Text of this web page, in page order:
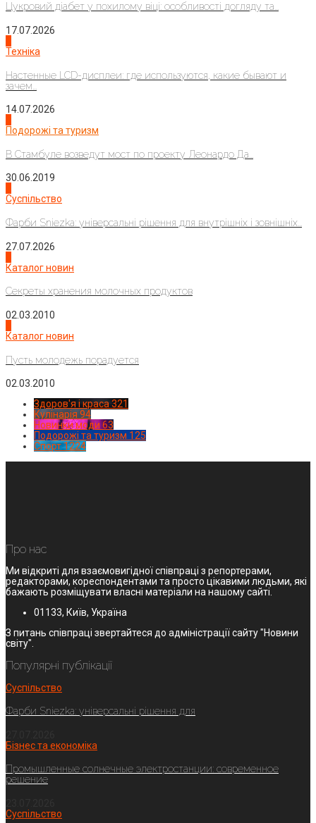
Цукровий діабет у похилому віці: особливості догляду та...
17.07.2026
Техніка
Настенные LCD-дисплеи: где используются, какие бывают и
зачем...
14.07.2026
Подорожі та туризм
В Стамбуле возведут мост по проекту Леонардо Да...
30.06.2019
Суспільство
Фарби Sniezka: універсальні рішення для внутрішніх і зовнішніх...
27.07.2026
Каталог новин
Секреты хранения молочных продуктов
02.03.2010
Каталог новин
Пусть молодежь порадуется
02.03.2010
Здоров'я і краса 321
Кулінарія 94
Новинки моди 63
Подорожі та туризм 125
Спорт1224
Про нас
Ми відкриті для взаємовигідної співпраці з репортерами,
редакторами, кореспондентами та просто цікавими людьми, які
бажають розміщувати власні матеріали на нашому сайті.
01133, Київ, Україна
З питань співпраці звертайтеся до адміністрації сайту "Новини
світу".
Популярні публікації
Суспільство
Фарби Sniezka: універсальні рішення для
Бізнес та економіка
Промышленные солнечные электростанции: современное
решение
Суспільство